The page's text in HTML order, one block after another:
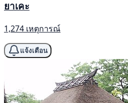
ยาเคะ
1,274 เหตุการณ์
แจ้งเตือน